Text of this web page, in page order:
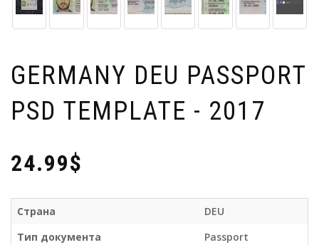
GERMANY DEU PASSPORT
PSD TEMPLATE - 2017
24.99$
Страна
DEU
Тип документа
Passport